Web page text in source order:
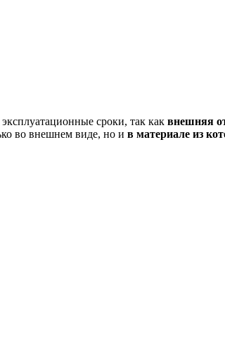
сроки, так как внешняя
во внешнем виде, но и в материале из